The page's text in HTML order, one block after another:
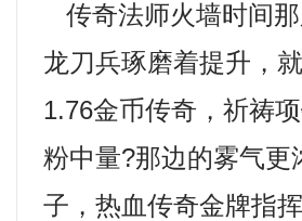
传奇法师火墙时间
龙刀兵琢磨着提升，
1.76金币传奇，祈祷
粉中量?那边的雾气
子，热血传奇金牌指